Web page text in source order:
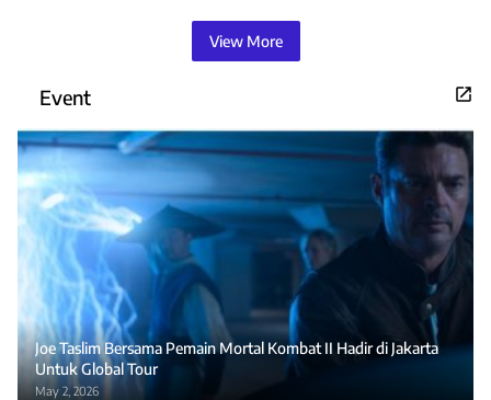
View More
Event
Joe Taslim Bersama Pemain Mortal Kombat II Hadir di Jakarta
Untuk Global Tour
May 2, 2026